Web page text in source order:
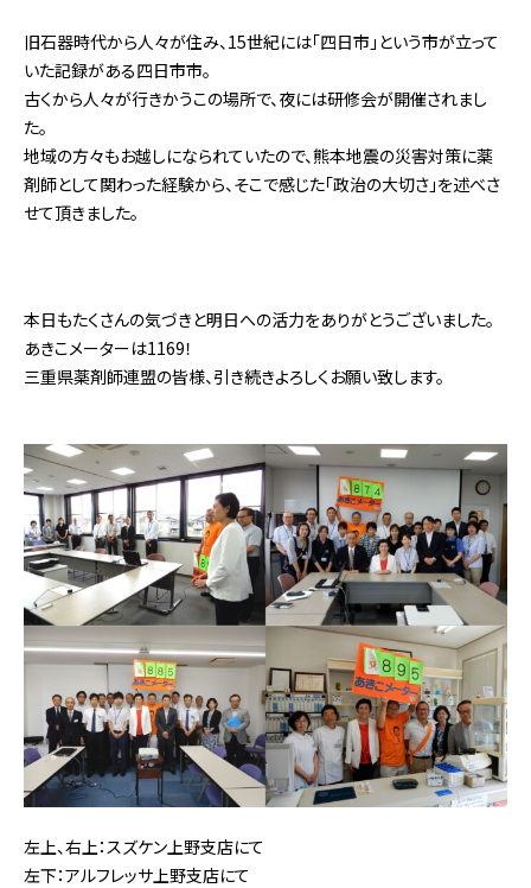
旧石器時代から人々が住み、15世紀には「四日市」という市が立って
いた記録がある四日市市。
古くから人々が行きかうこの場所で、夜には研修会が開催されまし
た。
地域の方々もお越しになられていたので、熊本地震の災害対策に薬
剤師として関わった経験から、そこで感じた「政治の大切さ」を述べさ
せて頂きました。
本日もたくさんの気づきと明日への活力をありがとうございました。
あきこメーターは1169！
三重県薬剤師連盟の皆様、引き続きよろしくお願い致します。
左上、右上：スズケン上野支店にて
左下：アルフレッサ上野支店にて